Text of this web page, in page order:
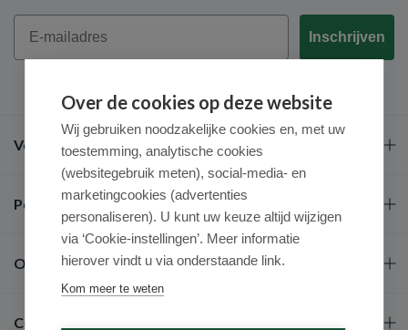
Email
Inschrijven
Veel gestelde vragen
Populaire merken
Over ons
Contact
Over de cookies op deze website
Wij gebruiken noodzakelijke cookies en, met uw
toestemming, analytische cookies
(websitegebruik meten), social-media- en
marketingcookies (advertenties
personaliseren). U kunt uw keuze altijd wijzigen
via ‘Cookie-instellingen’. Meer informatie
hierover vindt u via onderstaande link.
Kom meer te weten